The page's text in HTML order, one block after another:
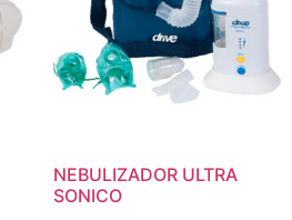
NEBULIZADOR ULTRA
SONICO